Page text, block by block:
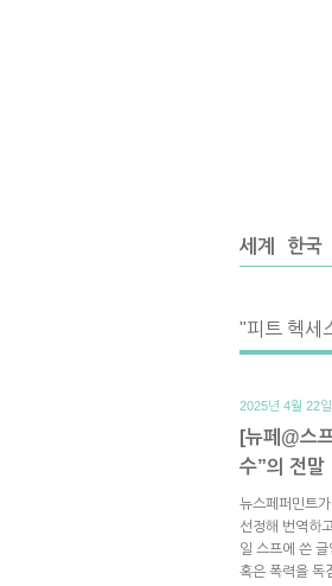
세계 한국
"피트 헥세
2025년 4월 22일.
[뉴페@스
수”의 전말
뉴스페퍼민트
선정해 번역하
일 스프에 쓴
혹은 폭력을 독